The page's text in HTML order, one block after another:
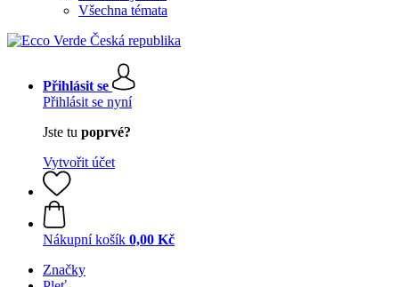
Všechna témata
Přihlásit se
Přihlásit se nyní
Jste tu poprvé?
Vytvořit účet
Nákupní košík 0,00 Kč
Značky